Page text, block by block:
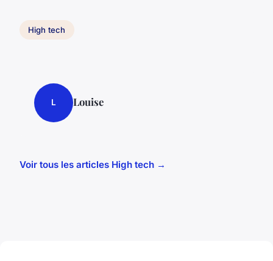
High tech
L Louise
Voir tous les articles High tech →